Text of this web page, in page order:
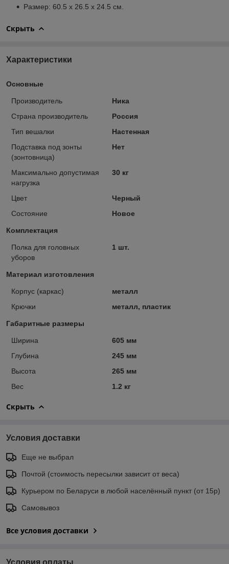
Размер: 60.5 х 26.5 х 24.5 см.
Скрыть
Характеристики
Основные
Производитель
Ника
Страна производитель
Россия
Тип вешалки
Настенная
Подставка под зонты
(зонтовница)
Нет
Максимально допустимая
нагрузка
30 кг
Цвет
Черный
Состояние
Новое
Комплектация
Полка для головных
уборов
1 шт.
Материал изготовления
Корпус (каркас)
металл
Крючки
металл, пластик
Габаритные размеры
Ширина
605 мм
Глубина
245 мм
Высота
265 мм
Вес
1.2 кг
Скрыть
Условия доставки
Еще не выбрал
Почтой (стоимость пересылки зависит от веса)
Курьером по Беларуси в любой населённый пункт (от 15р)
Самовывоз
Все условия доставки
Условия оплаты